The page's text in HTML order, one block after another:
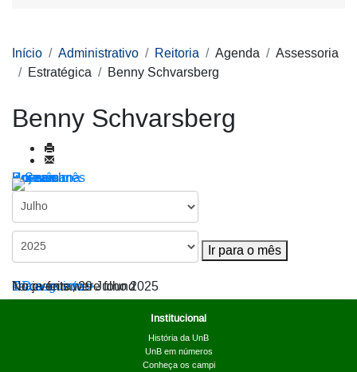
Início Administrativo Reitoria Agenda
Assessoria
Estratégica
Benny Schvarsberg
Benny Schvarsberg
Por ano
Por mês
Por semana
Hoje
Ir para o mês
Ir para o mês
< Dia anterior
Terça-feira, 29 Julho 2025
Dia seguinte >
No events were found
Institucional
História da UnB
UnB em números
Conheça os campi